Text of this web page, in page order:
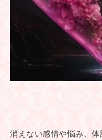
消えない感情や悩み、体